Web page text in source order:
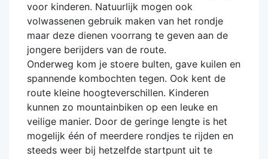
voor kinderen. Natuurlijk mogen ook
volwassenen gebruik maken van het rondje
maar deze dienen voorrang te geven aan de
jongere berijders van de route.
Onderweg kom je stoere bulten, gave kuilen en
spannende kombochten tegen. Ook kent de
route kleine hoogteverschillen. Kinderen
kunnen zo mountainbiken op een leuke en
veilige manier. Door de geringe lengte is het
mogelijk één of meerdere rondjes te rijden en
steeds weer bij hetzelfde startpunt uit te